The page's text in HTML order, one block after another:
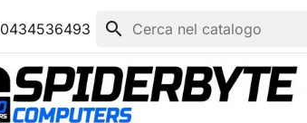
0434536493 search